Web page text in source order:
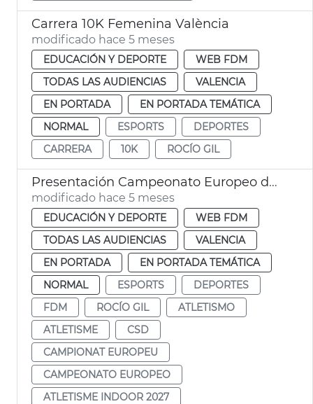
Carrera 10K Femenina València
modificado hace 5 meses
EDUCACIÓN Y DEPORTE
WEB FDM
TODAS LAS AUDIENCIAS
VALENCIA
EN PORTADA
EN PORTADA TEMÁTICA
NORMAL
ESPORTS
DEPORTES
CARRERA
10K ROCÍO GIL
Presentación Campeonato Europeo de Atletismo Indoor 2027
modificado hace 5 meses
EDUCACIÓN Y DEPORTE
WEB FDM
TODAS LAS AUDIENCIAS
VALENCIA
EN PORTADA
EN PORTADA TEMÁTICA
NORMAL
ESPORTS
DEPORTES
FDM
ROCÍO GIL
ATLETISMO
ATLETISME
CSD
CAMPIONAT EUROPEU
CAMPEONATO EUROPEO
ATLETISME INDOOR 2027